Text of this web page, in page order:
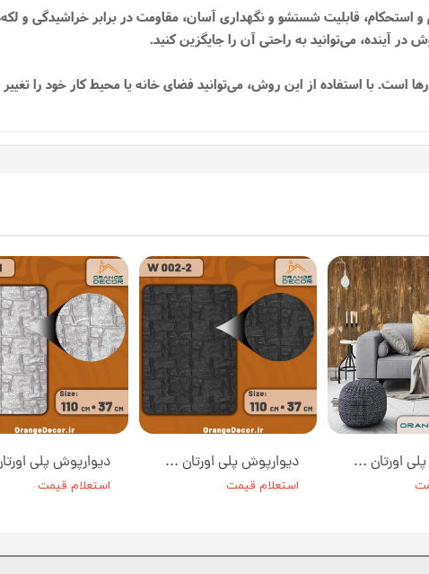
و استحکام، قابلیت شستشو و نگهداری آسان، مقاومت در برابر خراشیدگی و
آینده، می‌توانید به راحتی آن را جایگزین کنید.
است. با استفاده از این روش، می‌توانید فضای خانه یا محیط کار خود را
استعلام قیمت
دیوارپوش پلی اورتان طرح سنگ رنگ طوسی تیره کد W002-2 ابعاد 110*37 سانت
استعلام قیمت
دیوارپوش پلی اورتان طرح چوب کد W008-2 ابعاد 100*50 سانت